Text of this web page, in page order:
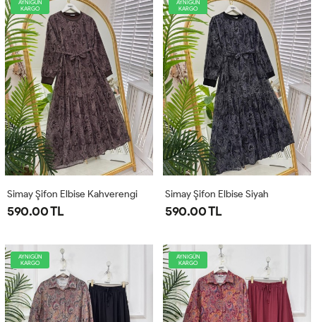
AYNIGÜN
KARGO
Simay Şifon Elbise Kahverengi
590.00 TL
AYNIGÜN
KARGO
Simay Şifon Elbise Siyah
590.00 TL
AYNIGÜN
KARGO
AYNIGÜN
KARGO